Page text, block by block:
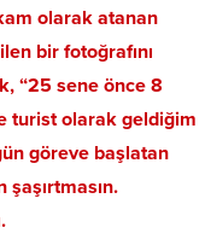
olarak atanan
bir fotoğrafını
“25 sene önce 8
turist olarak geldiğim
göreve başlatan